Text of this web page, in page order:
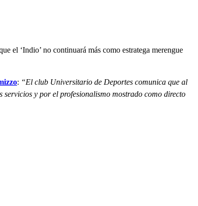
el ‘Indio’ no continuará más como estratega merengue
: “El club Universitario de Deportes comunica que al
y por el profesionalismo mostrado como directo